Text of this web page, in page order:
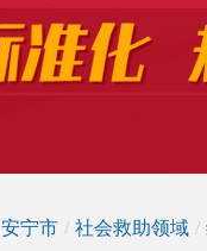
安宁市 / 社会救助领域 /